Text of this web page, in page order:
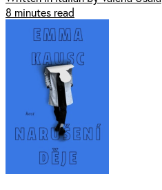
8 minutes read